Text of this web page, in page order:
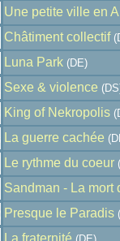
Une petite ville en
Châtiment collectif
Luna Park (DE)
Sexe & violence
King of Nekropolis
La guerre cachée
Le rythme du coeur
Sandman - La mort
Presque le Paradis
La fraternité